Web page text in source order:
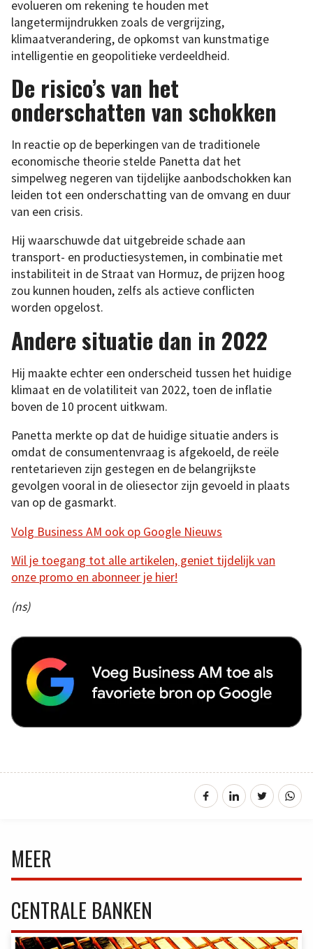
evolueren om rekening te houden met
langetermijndrukken zoals de vergrijzing,
klimaatverandering, de opkomst van kunstmatige
intelligentie en geopolitieke verdeeldheid.
De risico’s van het
onderschatten van schokken
In reactie op de beperkingen van de traditionele
economische theorie stelde Panetta dat het
simpelweg negeren van tijdelijke aanbodschokken kan
leiden tot een onderschatting van de omvang en duur
van een crisis.
Hij waarschuwde dat uitgebreide schade aan
transport- en productiesystemen, in combinatie met
instabiliteit in de Straat van Hormuz, de prijzen hoog
zou kunnen houden, zelfs als actieve conflicten
worden opgelost.
Andere situatie dan in 2022
Hij maakte echter een onderscheid tussen het huidige
klimaat en de volatiliteit van 2022, toen de inflatie
boven de 10 procent uitkwam.
Panetta merkte op dat de huidige situatie anders is
omdat de consumentenvraag is afgekoeld, de reële
rentetarieven zijn gestegen en de belangrijkste
gevolgen vooral in de oliesector zijn gevoeld in plaats
van op de gasmarkt.
Volg Business AM ook op Google Nieuws
Wil je toegang tot alle artikelen, geniet tijdelijk van
onze promo en abonneer je hier!
(ns)
MEER
CENTRALE BANKEN